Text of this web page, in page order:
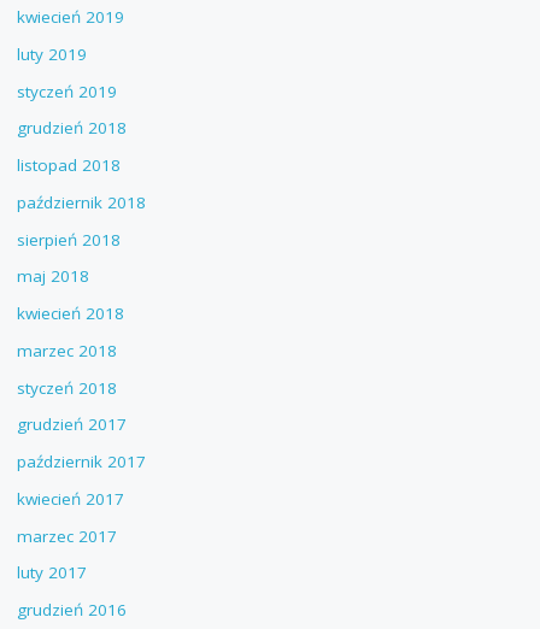
kwiecień 2019
luty 2019
styczeń 2019
grudzień 2018
listopad 2018
październik 2018
sierpień 2018
maj 2018
kwiecień 2018
marzec 2018
styczeń 2018
grudzień 2017
październik 2017
kwiecień 2017
marzec 2017
luty 2017
grudzień 2016